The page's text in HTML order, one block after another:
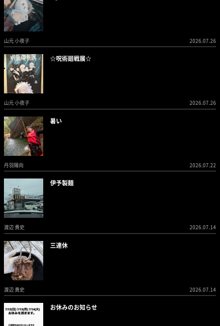
山元 小夜子 2026.07.26
☆呪術廻戦展☆
山元 小夜子 2026.07.26
暑い
丹羽陽向 2026.07.22
伊予製麺
渡辺 貴史 2026.07.14
三連休
渡辺 貴史 2026.07.14
お休みのお知らせ